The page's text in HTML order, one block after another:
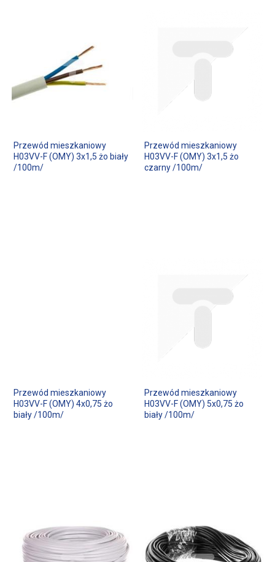
Przewód mieszkaniowy
H03VV-F (OMY) 3x1,5 żo biały
/100m/
Przewód mieszkaniowy
H03VV-F (OMY) 3x1,5 żo
czarny /100m/
Przewód mieszkaniowy
H03VV-F (OMY) 4x0,75 żo
biały /100m/
Przewód mieszkaniowy
H03VV-F (OMY) 5x0,75 żo
biały /100m/